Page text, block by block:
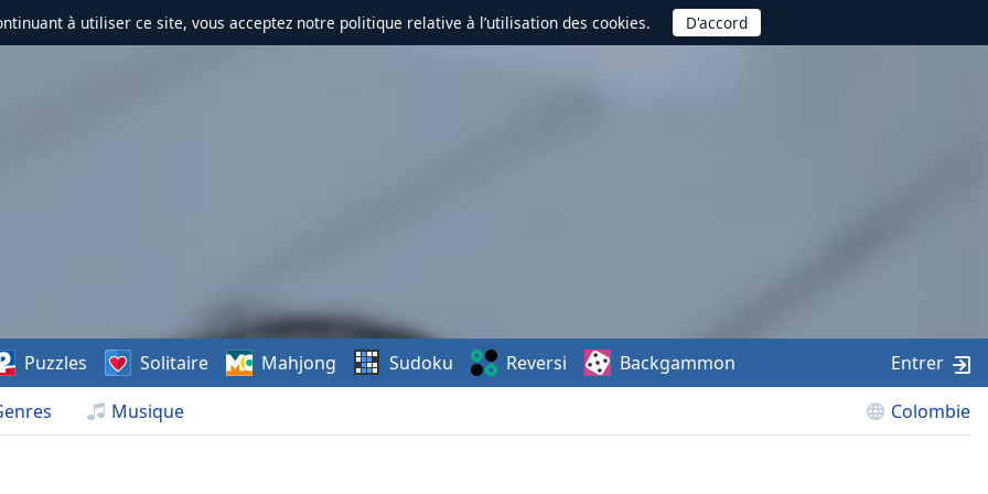
à utiliser ce site, vous acceptez notre politique relative à l’utilisation des cookies.
Musique Colombie
Puzzles Solitaire Mahjong Sudoku Reversi Backgammon Entrer